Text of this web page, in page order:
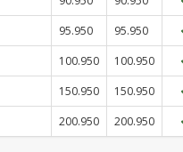
95.950
95.950
100.950
100.950
150.950
150.950
200.950 200.950